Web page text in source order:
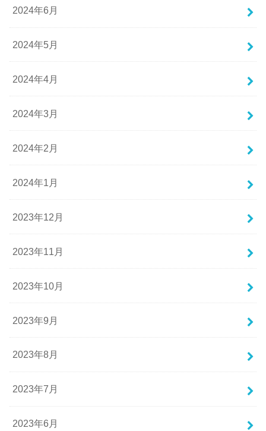
2024年6月
2024年5月
2024年4月
2024年3月
2024年2月
2024年1月
2023年12月
2023年11月
2023年10月
2023年9月
2023年8月
2023年7月
2023年6月